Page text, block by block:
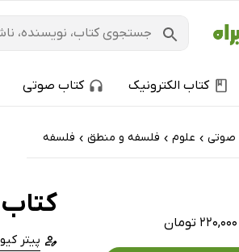
کتاب الکترونیک کتاب صوتی
صوتی › علوم › فلسفه و منطق › فلسفه
۲۲۰,۰۰۰ تومان
پیتر